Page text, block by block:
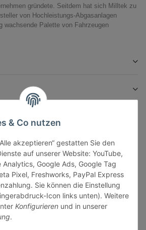
& Co nutzen
akzeptieren“ gestatten Sie den
auf unserer Website: YouTube,
Analytics, Google Ads, Google Tag
Pixel, Freshworks, PayPal Express
Sie können die Einstellung
Icon links unten). Weitere
Konfigurieren und in unserer
.
gründete. Seitdem hat sich Milltek zu
von Hochleistungs-Abgasanlagen
wachsende Palette von Fahrzeugen
Vertrag widerrufen